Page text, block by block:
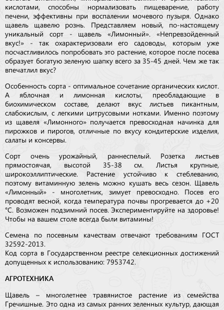
кислотами, способны нормализовать пищеварение, работу
печени, эффективны при воспалении мочевого пузыря. Однако
щавель щавелю рознь. Представляем новый, по-настоящему
уникальный сорт - щавель «Лимонный». «Непревзойденный
вкус!» - так охарактеризовали его садоводы, которым уже
посчастливилось попробовать это растение, которое после посева
образует богатую зеленую шапку всего за 35-45 дней. Чем же так
впечатлил вкус?
Особенность сорта - оптимальное сочетание органических кислот.
А яблочная и лимонная кислоты, преобладающие в
биохимическом составе, делают вкус листьев пикантным,
слабокислым, с легкими цитрусовыми нотками. Именно поэтому
из щавеля «Лимонного» получается превосходная начинка для
пирожков и пирогов, отличные по вкусу кондитерские изделия,
салаты и консервы.
Сорт очень урожайный, раннеспелый. Розетка листьев
прямостоячая, высотой 35-38 см. Листья крупные,
широкоэллиптические. Растение устойчиво к стеблеванию,
поэтому витаминную зелень можно кушать весь сезон. Щавель
«Лимонный» - многолетник, зимует превосходно. Посев его
проводят весной, когда температура почвы прогревается до +20
°C. Возможен подзимний посев. Экспериментируйте на здоровье!
Чтобы на вашем столе всегда были витамины!
Семена по посевным качествам отвечают требованиям ГОСТ
32592-2013.
Код сорта в Государственном реестре селекционных достижений
допущенных к использованию: 7953742.
АГРОТЕХНИКА
Щавель – многолетнее травянистое растение из семейства
Гречишные. Это одна из самых ранних зеленных культур, дающая